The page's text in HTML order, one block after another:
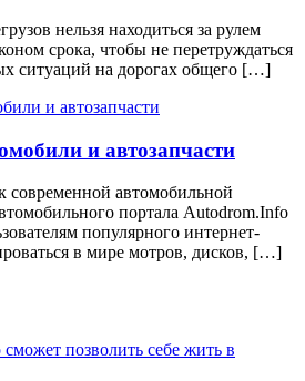
нельзя находиться за рулем
срока, чтобы не перетруждаться
ситуаций на дорогах общего […]
и автозапчасти
автомобильной
портала Autodrom.Info
популярного интернет-
в мире мотров, дисков, […]
позволить себе жить в